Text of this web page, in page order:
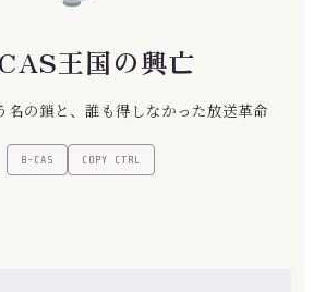
王国の興亡
名の鎖と、誰も得しなかった放送革命
B-CAS COPY CTRL